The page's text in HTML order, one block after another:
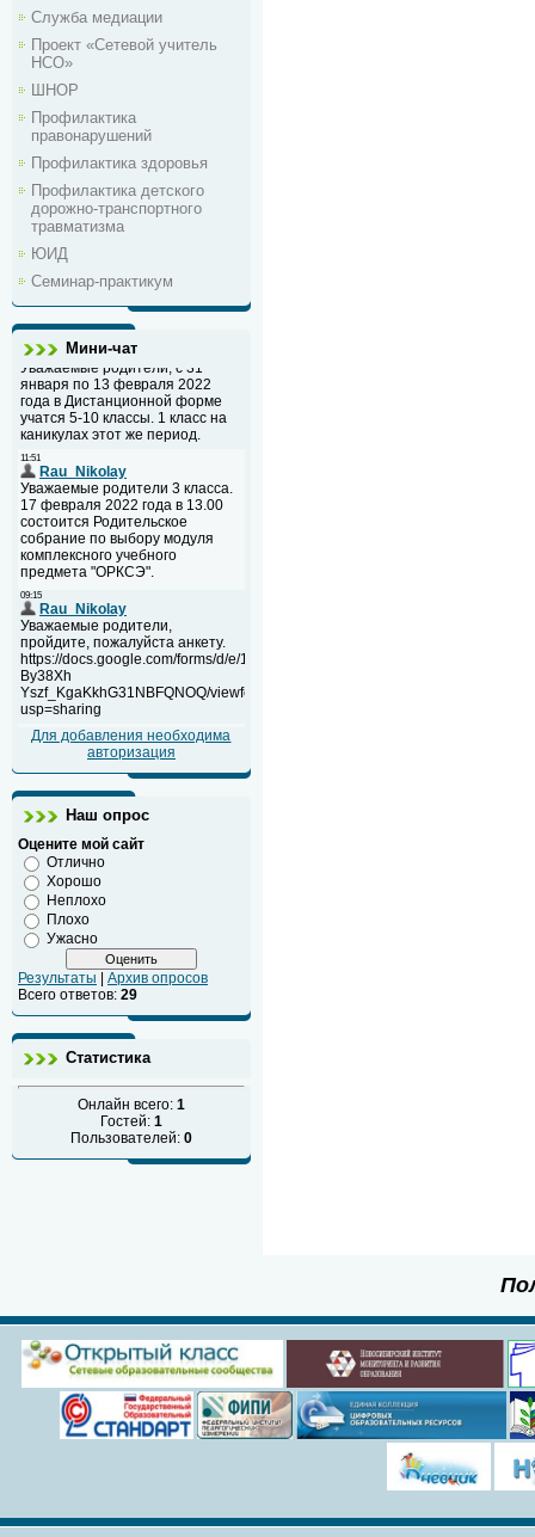
Служба медиации
Проект «Сетевой учитель
НСО»
ШНОР
Профилактика
правонарушений
Профилактика здоровья
Профилактика детского
дорожно-транспортного
травматизма
ЮИД
Семинар-практикум
Мини-чат
Для добавления необходима
авторизация
Наш опрос
Оцените мой сайт
Отлично
Хорошо
Неплохо
Плохо
Ужасно
Результаты
Архив опросов
Всего ответов: 29
Статистика
Онлайн всего: 1
Гостей: 1
Пользователей: 0